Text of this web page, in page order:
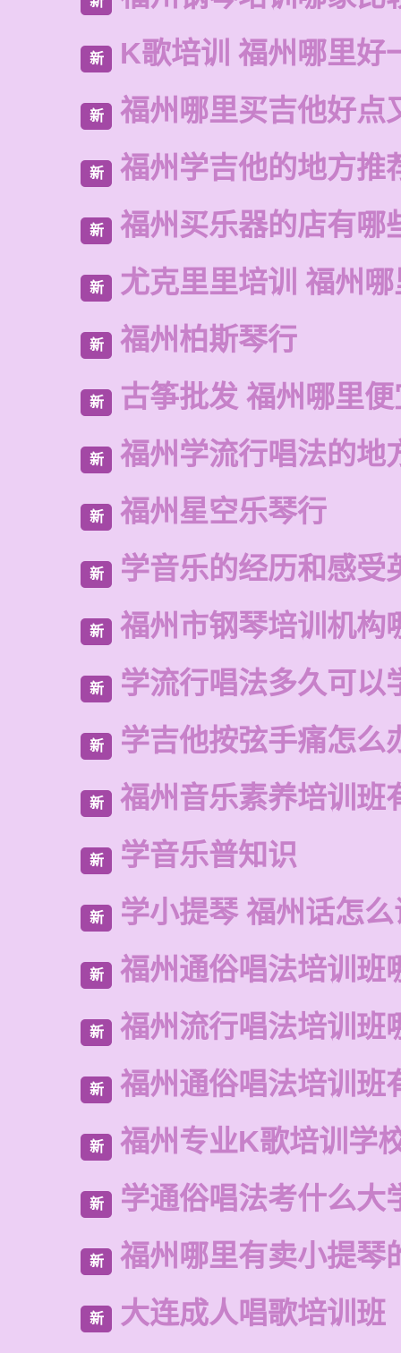
新 K歌培训 福州哪里好
新 福州哪里买吉他好点
新 福州学吉他的地方推
新 福州买乐器的店有哪
新 尤克里里培训 福州
新 福州柏斯琴行
新 古筝批发 福州哪里
新 福州学流行唱法的地
新 福州星空乐琴行
新 学音乐的经历和感受
新 福州市钢琴培训机构
新 学流行唱法多久可以
新 学吉他按弦手痛怎么
新 福州音乐素养培训班
新 学音乐普知识
新 学小提琴 福州话怎
新 福州通俗唱法培训班
新 福州流行唱法培训班
新 福州通俗唱法培训班
新 福州专业K歌培训学
新 学通俗唱法考什么大
新 福州哪里有卖小提琴
新 大连成人唱歌培训班